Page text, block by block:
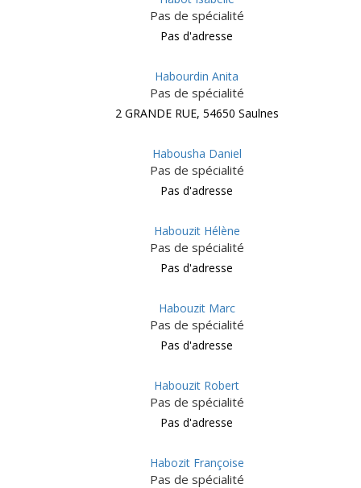
Pas de spécialité
Pas d'adresse
Habourdin Anita
Pas de spécialité
2 GRANDE RUE, 54650 Saulnes
Habousha Daniel
Pas de spécialité
Pas d'adresse
Habouzit Hélène
Pas de spécialité
Pas d'adresse
Habouzit Marc
Pas de spécialité
Pas d'adresse
Habouzit Robert
Pas de spécialité
Pas d'adresse
Habozit Françoise
Pas de spécialité